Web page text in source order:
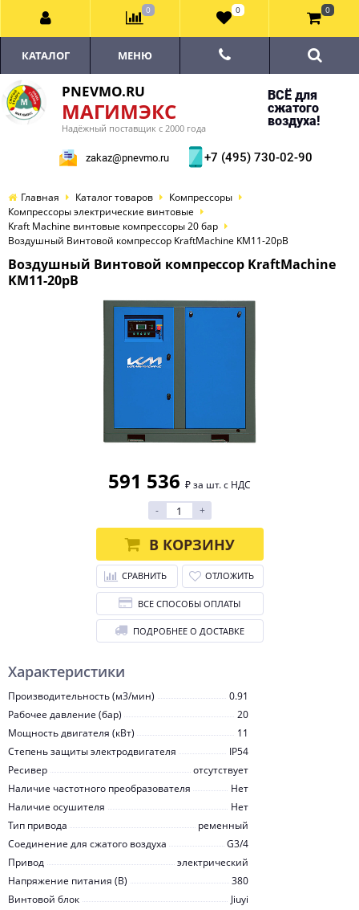
PNEVMO.RU
МАГИМЭКС
Надёжный поставщик с 2000 года
ВСЁ для
сжатого
воздуха!
zakaz@pnevmo.ru +7 (495) 730-02-90
КАТАЛОГ МЕНЮ
Главная Каталог товаров
Компрессоры
Компрессоры электрические винтовые
Kraft Machine винтовые компрессоры 20 бар
Воздушный Винтовой компрессор KraftMachine KM11-20рВ
Воздушный Винтовой компрессор KraftMachine
KM11-20рВ
Характеристики
Производительность (м3/мин)
0.91
Рабочее давление (бар)
20
Мощность двигателя (кВт)
11
Степень защиты электродвигателя
IP54
Ресивер
отсутствует
Наличие частотного преобразователя
Нет
Наличие осушителя
Нет
Тип привода
ременный
Соединение для сжатого воздуха
G3/4
Привод
электрический
Напряжение питания (В)
380
Винтовой блок
Jiuyi
591 536 ₽ за шт. с НДС
-
+
В КОРЗИНУ
СРАВНИТЬ ОТЛОЖИТЬ
ВСЕ СПОСОБЫ ОПЛАТЫ
ПОДРОБНЕЕ О ДОСТАВКЕ
0 0 0